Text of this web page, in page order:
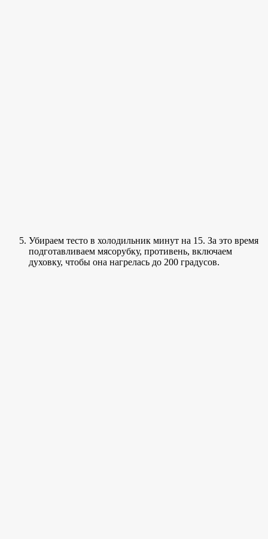
Убираем тесто в холодильник минут на 15. За это время
подготавливаем мясорубку, противень, включаем
духовку, чтобы она нагрелась до 200 градусов.